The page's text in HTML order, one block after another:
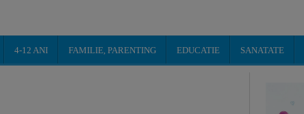
4-12 ANI FAMILIE, PARENTING EDUCATIE SANATATE